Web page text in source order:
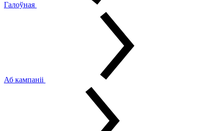
Галоўная
Аб кампаніі